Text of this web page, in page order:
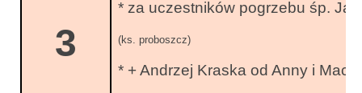
3
* za uczestników pogrzebu śp.
(ks. proboszcz)
* + Andrzej Kraska od Anny i